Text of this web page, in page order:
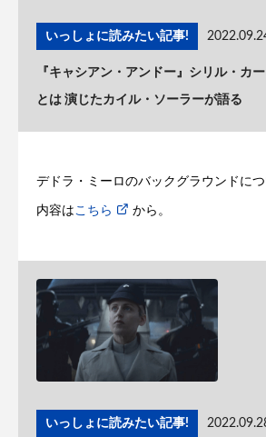
いっしょに読みたい記事!
『キャシアン・アンドー』シリル・カ
とは 演じたカイル・ソーラーが語る
デドラ・ミーロのバックグラウンドに
内容はこちら から。
いっしょに読みたい記事!